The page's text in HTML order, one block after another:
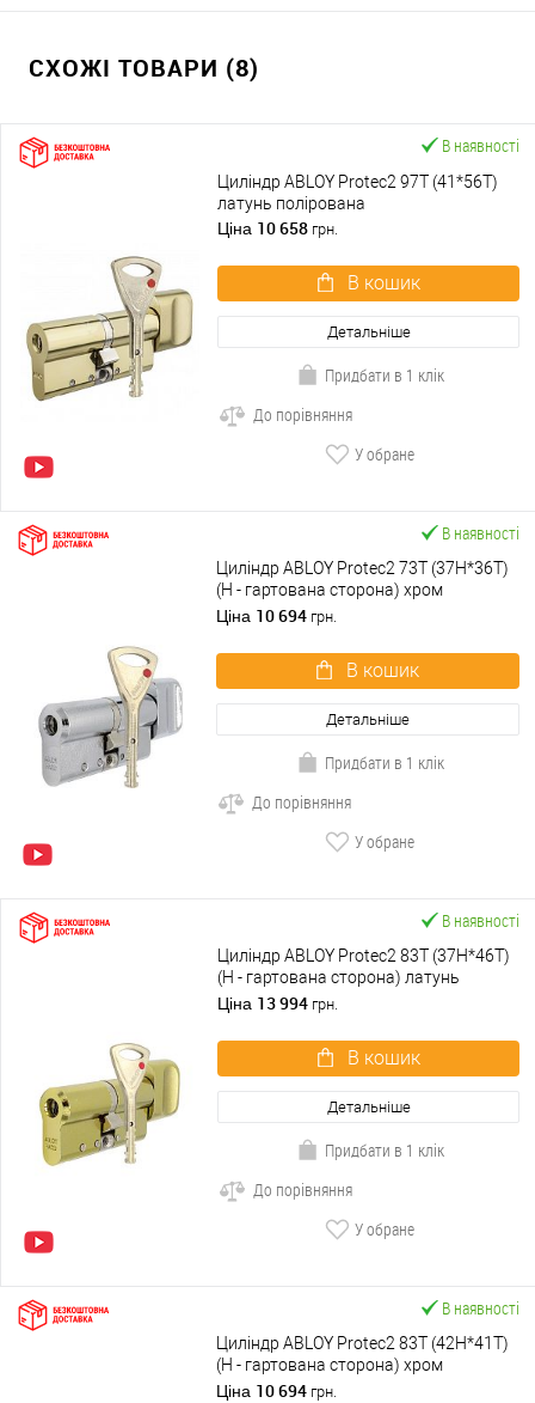
СХОЖІ ТОВАРИ (8)
В наявності
Циліндр ABLOY Protec2 97T (41*56T)
латунь полірована
Ціна 10 658 грн.
В кошик
Детальніше
Придбати в 1 клік
До порівняння
У обране
В наявності
Циліндр ABLOY Protec2 73T (37H*36T)
(H - гартована сторона) хром
полірований
Ціна 10 694 грн.
В кошик
Детальніше
Придбати в 1 клік
До порівняння
У обране
В наявності
Циліндр ABLOY Protec2 83T (37H*46T)
(H - гартована сторона) латунь
полірована
Ціна 13 994 грн.
В кошик
Детальніше
Придбати в 1 клік
До порівняння
У обране
В наявності
Циліндр ABLOY Protec2 83T (42H*41T)
(H - гартована сторона) хром
полірований
Ціна 10 694 грн.